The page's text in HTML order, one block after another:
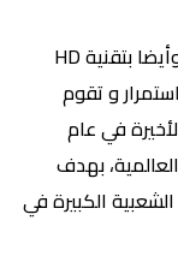
يتم بث قناة أبو ظبي الرياضية بتقنية SD وأيضا بتقنية HD
و تقوم
في عام
بهدف
الكبيرة في